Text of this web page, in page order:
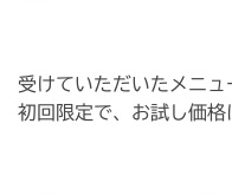
受けていただいたメニュ
初回限定で、お試し価格